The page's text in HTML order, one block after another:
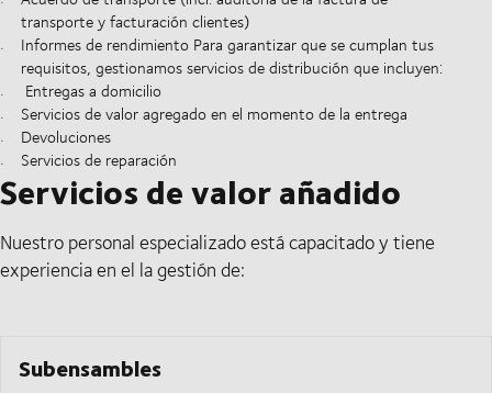
transporte y facturación clientes)
Informes de rendimiento Para garantizar que se cumplan tus
requisitos, gestionamos servicios de distribución que incluyen:
Entregas a domicilio
Servicios de valor agregado en el momento de la entrega
Devoluciones
Servicios de reparación
Servicios de valor añadido
Nuestro personal especializado está capacitado y tiene
experiencia en el la gestión de:
Subensambles